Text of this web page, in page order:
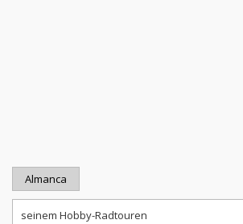
Almanca